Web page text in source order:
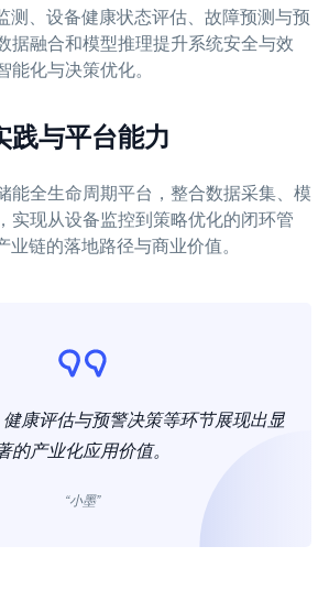
测、设备健康状态评估、故障预测与预
据融合和模型推理提升系统安全与效
化与决策优化。
践与平台能力
能全生命周期平台，整合数据采集、模
实现从设备监控到策略优化的闭环管
链的落地路径与商业价值。
康评估与预警决策等环节展现出显
的产业化应用价值。
“小墨”